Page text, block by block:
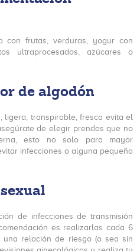
con frutas, verduras, yogur con
ultraprocesados, azúcares o
de algodón
ligera, transpirable, fresca evita el
de elegir prendas que no
esto no solo para mayor
infecciones o alguna pequeña
de infecciones de transmisión
es realizarlas cada 6
relación de riesgo (o sea sin